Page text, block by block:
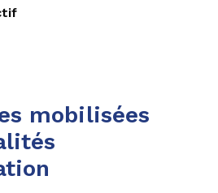
mobilisées